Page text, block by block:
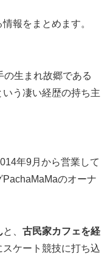
報をまとめます。
の生まれ故郷である
う凄い経歴の持ち主
年9月から営業して
のオーナ
と、 古民家カフェを経
スケート競技に打ち込